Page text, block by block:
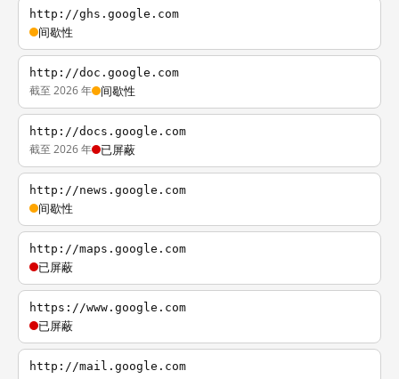
http://ghs.google.com
间歇性
http://doc.google.com
截至 2026 年 间歇性
http://docs.google.com
截至 2026 年 已屏蔽
http://news.google.com
间歇性
http://maps.google.com
已屏蔽
https://www.google.com
已屏蔽
http://mail.google.com